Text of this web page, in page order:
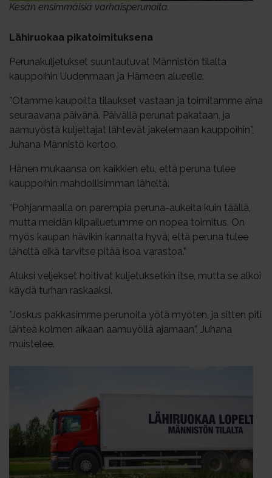
Kesän ensimmäisiä varhaisperunoita.
Lähiruokaa pikatoimituksena
Perunakuljetukset suuntautuvat Männistön tilalta
kauppoihin Uudenmaan ja Hämeen alueelle.
”Otamme kaupoilta tilaukset vastaan ja toimitamme aina
seuraavana päivänä. Päivällä perunat pakataan, ja
aamuyöstä kuljettajat lähtevät jakelemaan kauppoihin”,
Juhana Männistö kertoo.
Hänen mukaansa on kaikkien etu, että peruna tulee
kauppoihin mahdollisimman läheltä.
”Pohjanmaalla on parempia peruna-aukeita kuin täällä,
mutta meidän kilpailuetumme on nopea toimitus. On
myös kaupan hävikin kannalta hyvä, että peruna tulee
läheltä eikä tarvitse pitää isoa varastoa.”
Aluksi veljekset hoitivat kuljetuksetkin itse, mutta se alkoi
käydä turhan raskaaksi.
”Joskus pakkasimme perunoita yötä myöten, ja sitten piti
lähteä kolmen aikaan aamuyöllä ajamaan”, Juhana
muistelee.